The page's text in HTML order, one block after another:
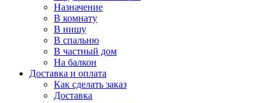
Назначение
В комнату
В нишу
В спальню
В частный дом
На балкон
Доставка и оплата
Как сделать заказ
Доставка